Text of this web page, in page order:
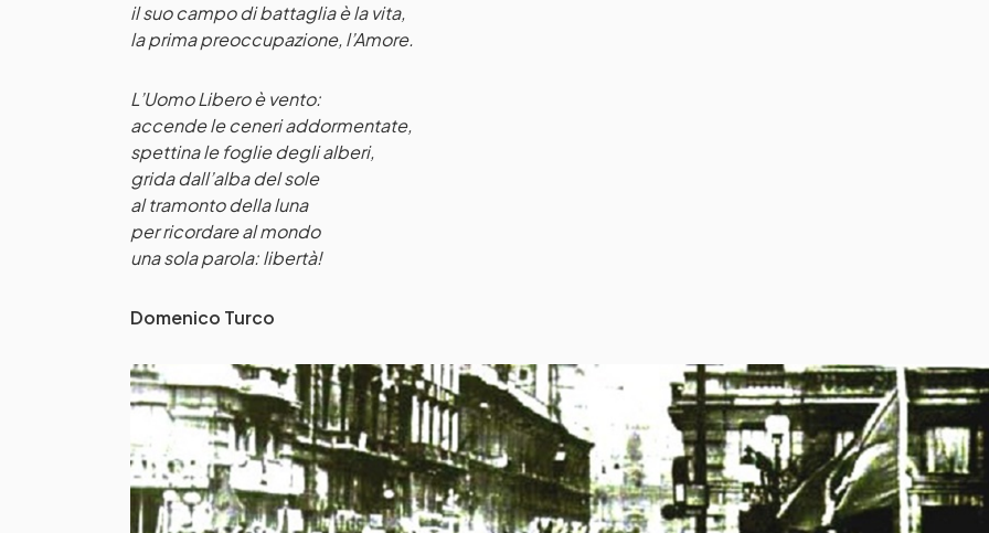
il suo campo di battaglia è la vita,
la prima preoccupazione, l’Amore.
L’Uomo Libero è vento:
accende le ceneri addormentate,
spettina le foglie degli alberi,
grida dall’alba del sole
al tramonto della luna
per ricordare al mondo
una sola parola: libertà!
Domenico Turco